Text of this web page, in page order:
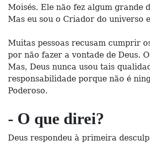
Moisés. Ele não fez algum grande
Mas eu sou o Criador do universo
Muitas pessoas recusam cumprir
por não fazer a vontade de Deus.
Mas, Deus nunca usou tais
responsabilidade porque não é
Poderoso.
- O que direi?
Deus respondeu à primeira